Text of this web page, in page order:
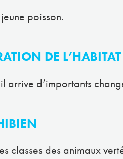
poisson.
DE L’HABITAT
arrive d’importants
classes des animaux